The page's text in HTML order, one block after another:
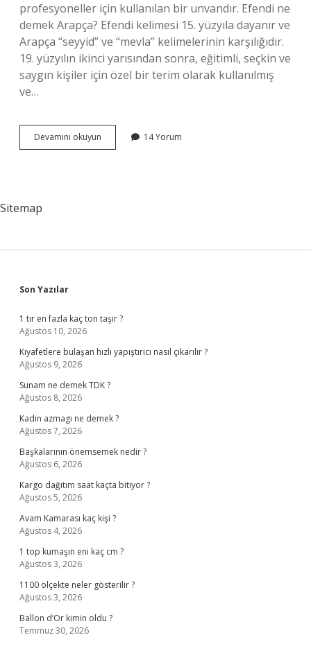
profesyoneller için kullanılan bir unvandır. Efendi ne
demek Arapça? Efendi kelimesi 15. yüzyıla dayanır ve
Arapça “seyyid” ve “mevla” kelimelerinin karşılığıdır.
19. yüzyılın ikinci yarısından sonra, eğitimli, seçkin ve
saygın kişiler için özel bir terim olarak kullanılmış
ve…
Devamını okuyun
Nin
14 Yorum
Sitemap
Sidebar
Son Yazılar
1 tır en fazla kaç ton taşır ?
Ağustos 10, 2026
Kıyafetlere bulaşan hızlı yapıştırıcı nasıl çıkarılır ?
Ağustos 9, 2026
Sunam ne demek TDK ?
Ağustos 8, 2026
Kadın azmagı ne demek ?
Ağustos 7, 2026
Başkalarının önemsemek nedir ?
Ağustos 6, 2026
Kargo dağıtım saat kaçta bitiyor ?
Ağustos 5, 2026
Avam Kamarası kaç kişi ?
Ağustos 4, 2026
1 top kumaşın eni kaç cm ?
Ağustos 3, 2026
1100 ölçekte neler gösterilir ?
Ağustos 3, 2026
Ballon d’Or kimin oldu ?
Temmuz 30, 2026